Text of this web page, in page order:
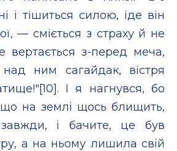
і тішиться силою, іде він
— сміється з страху й не
вертається з-перед меча,
ним сагайдак, вістря
І я нагнувся, бо
на землі щось блищить,
і бачите, це був
а на ньому лишила свій